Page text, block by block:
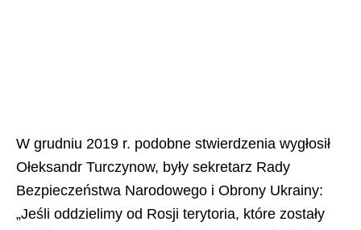
W grudniu 2019 r. podobne stwierdzenia wygłosił
Ołeksandr Turczynow, były sekretarz Rady
Bezpieczeństwa Narodowego i Obrony Ukrainy:
„Jeśli oddzielimy od Rosji terytoria, które zostały